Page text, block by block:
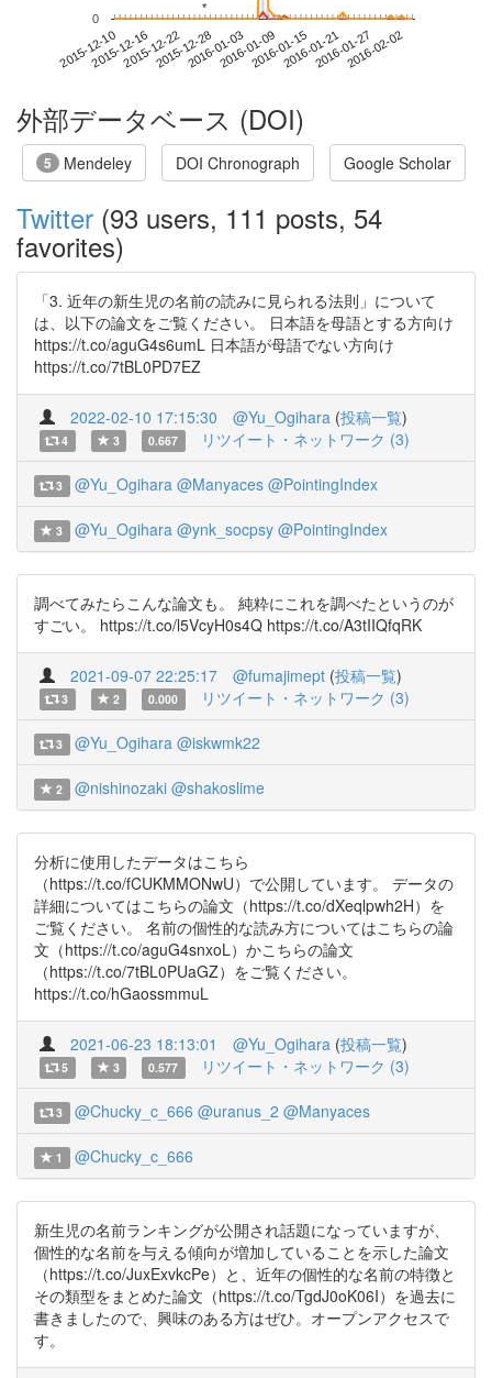
2015-12-102015-12-162015-12-222015-12-282016-01-032016-01-092016-01-152016-01-212016-01-272016-02-02
0
**
外部データベース (DOI)
5 Mendeley DOI Chronograph Google Scholar
Twitter (93 users, 111 posts, 54
favorites)
「3. 近年の新生児の名前の読みに見られる法則」について
は、以下の論文をご覧ください。 日本語を母語とする方向け
https://t.co/aguG4s6umL 日本語が母語でない方向け
https://t.co/7tBL0PD7EZ
2022-02-10 17:15:30 @Yu_Ogihara (投稿一覧)
4 3 0.667 リツイート・ネットワーク (3)
3 @Yu_Ogihara @Manyaces @PointingIndex
3 @Yu_Ogihara @ynk_socpsy @PointingIndex
調べてみたらこんな論文も。 純粋にこれを調べたというのが
すごい。 https://t.co/l5VcyH0s4Q https://t.co/A3tIIQfqRK
2021-09-07 22:25:17 @fumajimept (投稿一覧)
3 2 0.000 リツイート・ネットワーク (3)
3 @Yu_Ogihara @iskwmk22
2 @nishinozaki @shakoslime
分析に使用したデータはこちら
（https://t.co/fCUKMMONwU）で公開しています。 データの
詳細についてはこちらの論文（https://t.co/dXeqlpwh2H）を
ご覧ください。 名前の個性的な読み方についてはこちらの論
文（https://t.co/aguG4snxoL）かこちらの論文
（https://t.co/7tBL0PUaGZ）をご覧ください。
https://t.co/hGaossmmuL
2021-06-23 18:13:01 @Yu_Ogihara (投稿一覧)
5 3 0.577 リツイート・ネットワーク (3)
3 @Chucky_c_666 @uranus_2 @Manyaces
1 @Chucky_c_666
新生児の名前ランキングが公開され話題になっていますが、
個性的な名前を与える傾向が増加していることを示した論文
（https://t.co/JuxExvkcPe）と、近年の個性的な名前の特徴と
その類型をまとめた論文（https://t.co/TgdJ0oK06I）を過去に
書きましたので、興味のある方はぜひ。オープンアクセスで
す。